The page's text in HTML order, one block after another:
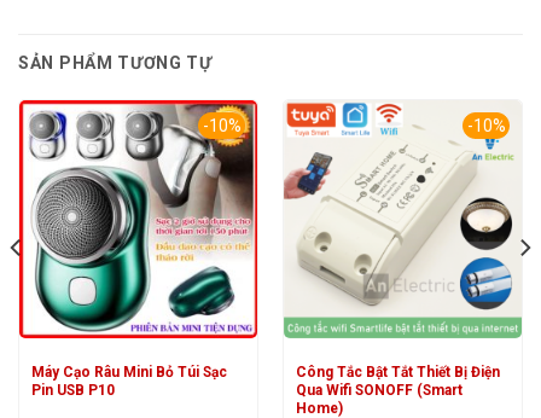
SẢN PHẨM TƯƠNG TỰ
-10%
Máy Cạo Râu Mini Bỏ Túi Sạc
Pin USB P10
-10%
Công Tắc Bật Tắt Thiết Bị Điện
Qua Wifi SONOFF (Smart
Home)